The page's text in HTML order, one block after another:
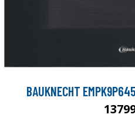
BAUKNECHT